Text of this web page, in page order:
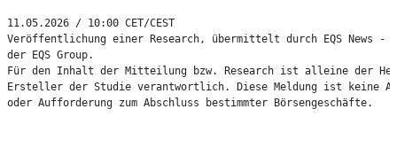
11.05.2026 / 10:00 CET/CEST
Veröffentlichung einer Research, übermittelt durch EQS News -
der EQS Group.
Für den Inhalt der Mitteilung bzw. Research ist alleine der
Ersteller der Studie verantwortlich. Diese Meldung ist keine
oder Aufforderung zum Abschluss bestimmter Börsengeschäfte.